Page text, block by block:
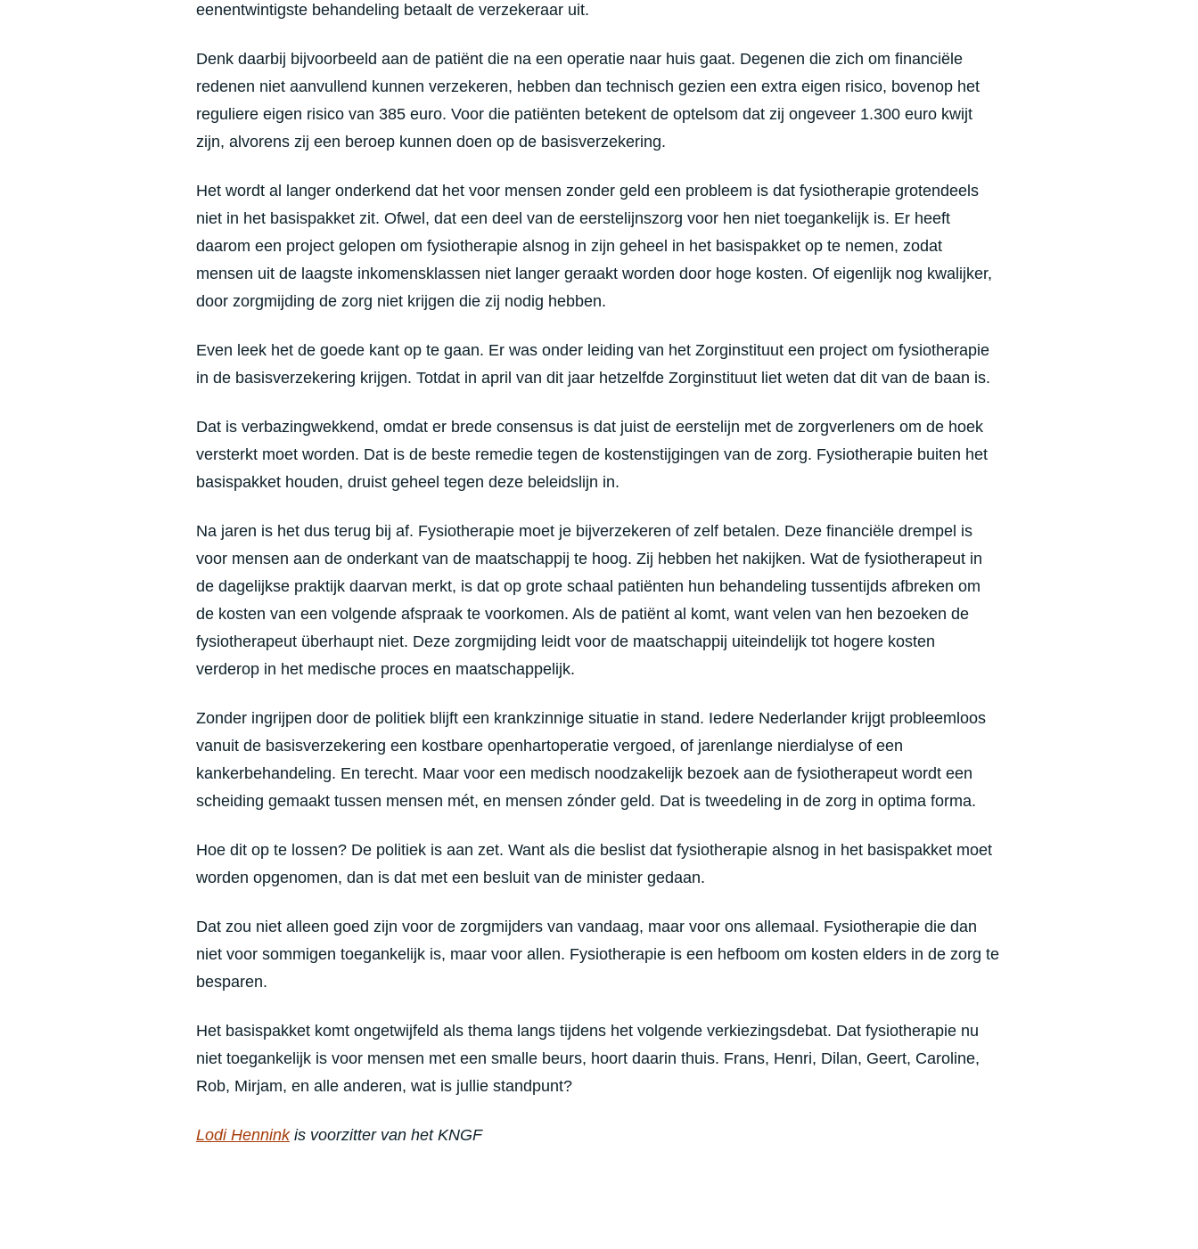
eenentwintigste behandeling betaalt de verzekeraar uit.
Denk daarbij bijvoorbeeld aan de patiënt die na een operatie naar huis gaat. Degenen die zich om financiële
redenen niet aanvullend kunnen verzekeren, hebben dan technisch gezien een extra eigen risico, bovenop het
reguliere eigen risico van 385 euro. Voor die patiënten betekent de optelsom dat zij ongeveer 1.300 euro kwijt
zijn, alvorens zij een beroep kunnen doen op de basisverzekering.
Het wordt al langer onderkend dat het voor mensen zonder geld een probleem is dat fysiotherapie grotendeels
niet in het basispakket zit. Ofwel, dat een deel van de eerstelijnszorg voor hen niet toegankelijk is. Er heeft
daarom een project gelopen om fysiotherapie alsnog in zijn geheel in het basispakket op te nemen, zodat
mensen uit de laagste inkomensklassen niet langer geraakt worden door hoge kosten. Of eigenlijk nog kwalijker,
door zorgmijding de zorg niet krijgen die zij nodig hebben.
Even leek het de goede kant op te gaan. Er was onder leiding van het Zorginstituut een project om fysiotherapie
in de basisverzekering krijgen. Totdat in april van dit jaar hetzelfde Zorginstituut liet weten dat dit van de baan is.
Dat is verbazingwekkend, omdat er brede consensus is dat juist de eerstelijn met de zorgverleners om de hoek
versterkt moet worden. Dat is de beste remedie tegen de kostenstijgingen van de zorg. Fysiotherapie buiten het
basispakket houden, druist geheel tegen deze beleidslijn in.
Na jaren is het dus terug bij af. Fysiotherapie moet je bijverzekeren of zelf betalen. Deze financiële drempel is
voor mensen aan de onderkant van de maatschappij te hoog. Zij hebben het nakijken. Wat de fysiotherapeut in
de dagelijkse praktijk daarvan merkt, is dat op grote schaal patiënten hun behandeling tussentijds afbreken om
de kosten van een volgende afspraak te voorkomen. Als de patiënt al komt, want velen van hen bezoeken de
fysiotherapeut überhaupt niet. Deze zorgmijding leidt voor de maatschappij uiteindelijk tot hogere kosten
verderop in het medische proces en maatschappelijk.
Zonder ingrijpen door de politiek blijft een krankzinnige situatie in stand. Iedere Nederlander krijgt probleemloos
vanuit de basisverzekering een kostbare openhartoperatie vergoed, of jarenlange nierdialyse of een
kankerbehandeling. En terecht. Maar voor een medisch noodzakelijk bezoek aan de fysiotherapeut wordt een
scheiding gemaakt tussen mensen mét, en mensen zónder geld. Dat is tweedeling in de zorg in optima forma.
Hoe dit op te lossen? De politiek is aan zet. Want als die beslist dat fysiotherapie alsnog in het basispakket moet
worden opgenomen, dan is dat met een besluit van de minister gedaan.
Dat zou niet alleen goed zijn voor de zorgmijders van vandaag, maar voor ons allemaal. Fysiotherapie die dan
niet voor sommigen toegankelijk is, maar voor allen. Fysiotherapie is een hefboom om kosten elders in de zorg te
besparen.
Het basispakket komt ongetwijfeld als thema langs tijdens het volgende verkiezingsdebat. Dat fysiotherapie nu
niet toegankelijk is voor mensen met een smalle beurs, hoort daarin thuis. Frans, Henri, Dilan, Geert, Caroline,
Rob, Mirjam, en alle anderen, wat is jullie standpunt?
Lodi Henninkis voorzitter van het KNGF